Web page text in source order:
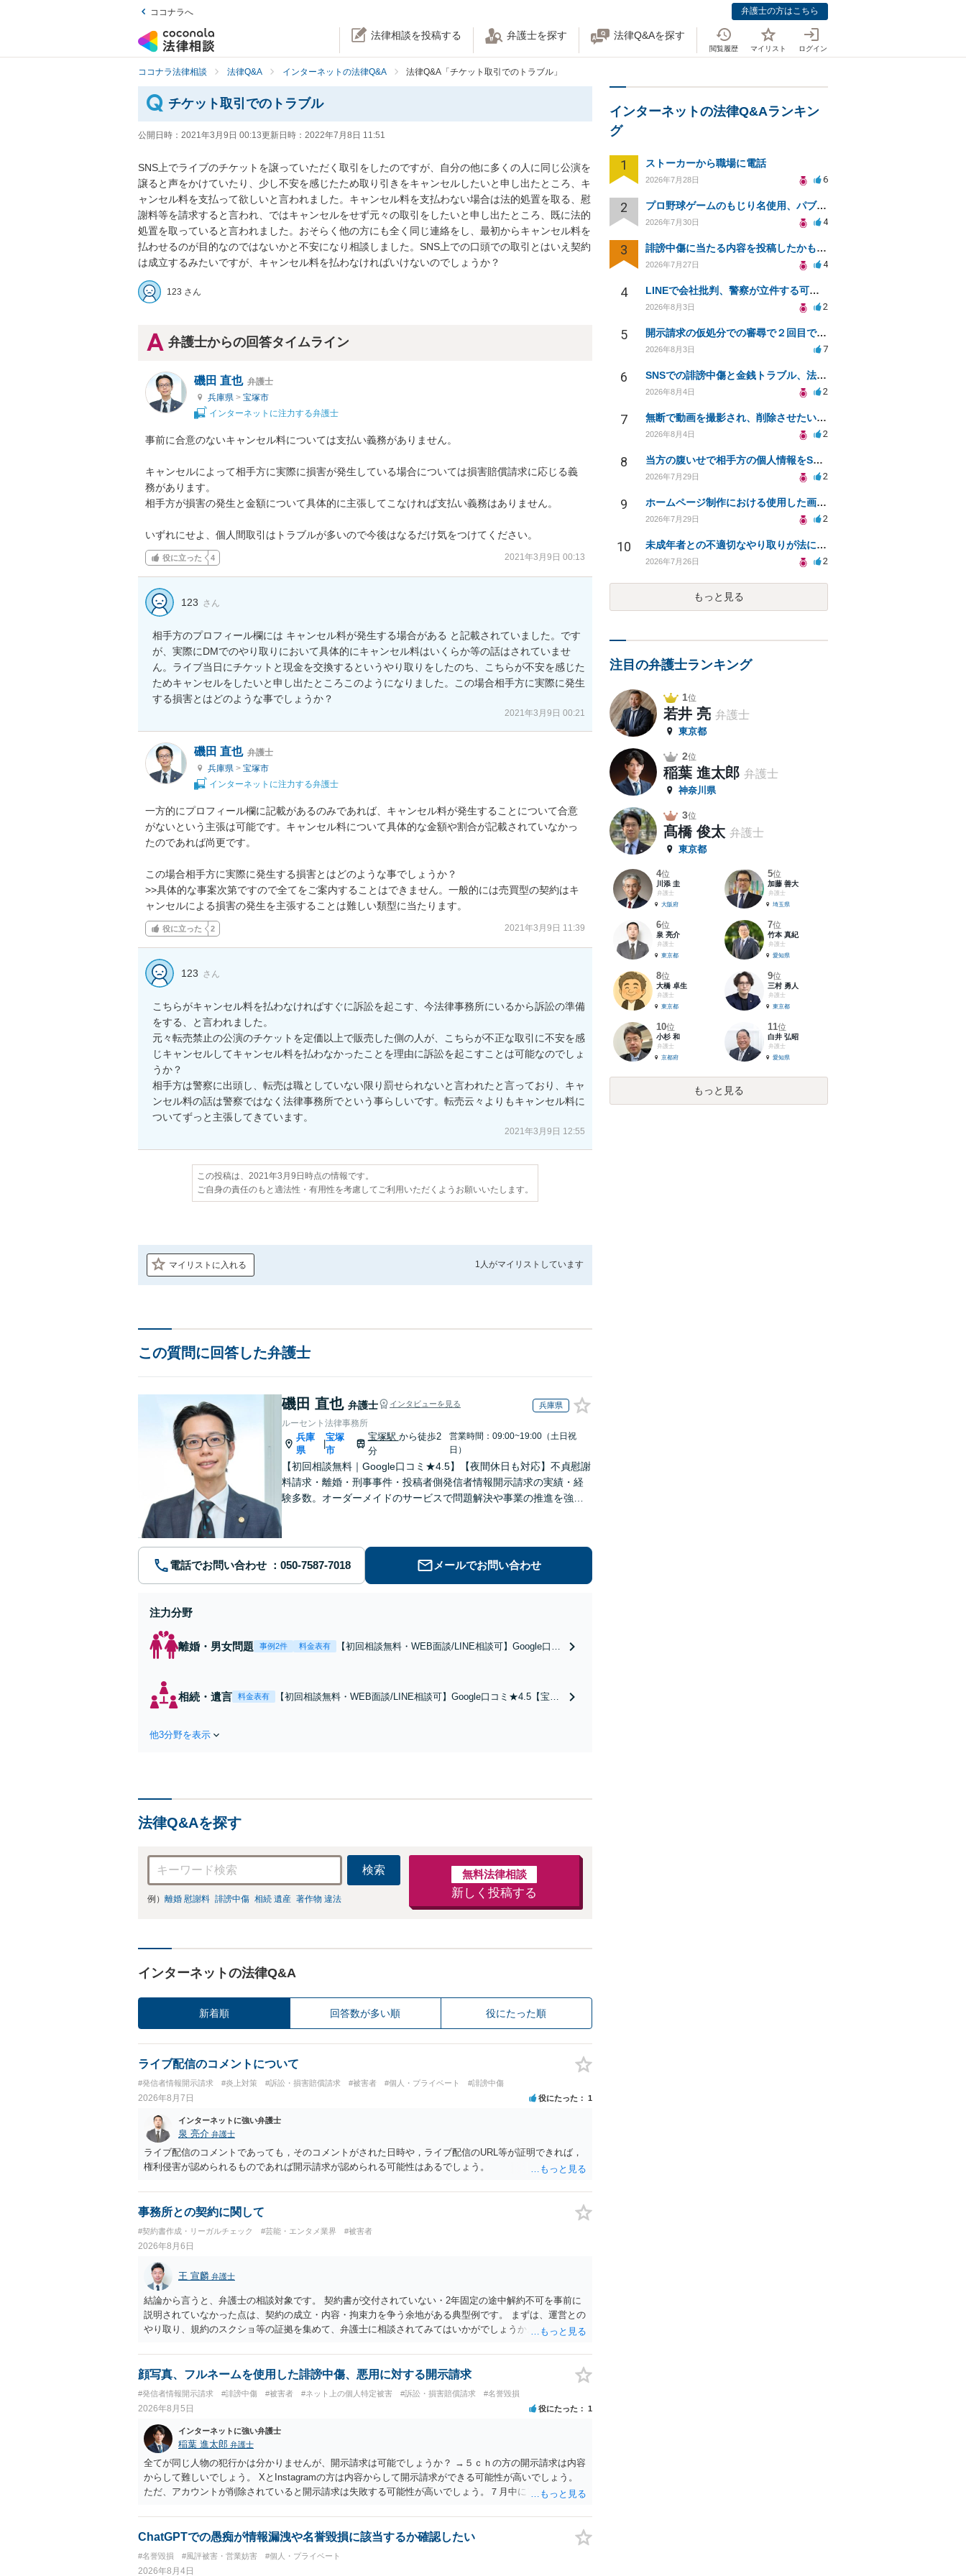
ココナラへ 弁護士の方はこちら
法律相談を投稿する 弁護士を探す 法律Q&Aを探す
閲覧履歴 マイリスト ログイン
ココナラ法律相談 法律Q&A インターネットの法律Q&A 法律Q&A「チケット取引でのトラブル」
チケット取引でのトラブル
公開日時： 2021年3月9日 00:13更新日時： 2022年7月8日 11:51
SNS上でライブのチケットを譲っていただく取引をしたのですが、自分の他に多くの人に同じ公演を
譲ると声をかけていたり、少し不安を感じたため取り引きをキャンセルしたいと申し出たところ、キ
ャンセル料を支払って欲しいと言われました。キャンセル料を支払わない場合は法的処置を取る、慰
謝料等を請求すると言われ、ではキャンセルをせず元々の取引をしたいと申し出たところ、既に法的
処置を取っていると言われました。おそらく他の方にも全く同じ連絡をし、最初からキャンセル料を
払わせるのが目的なのではないかと不安になり相談しました。SNS上での口頭での取引とはいえ契約
は成立するみたいですが、キャンセル料を払わなければいけないのでしょうか？
123 さん
弁護士からの回答タイムライン
磯田 直也 弁護士
兵庫県 > 宝塚市
インターネットに注力する弁護士
事前に合意のないキャンセル料については支払い義務がありません。
キャンセルによって相手方に実際に損害が発生している場合については損害賠償請求に応じる義
務があります。
相手方が損害の発生と金額について具体的に主張してこなければ支払い義務はありません。
いずれにせよ、個人間取引はトラブルが多いので今後はなるだけ気をつけてください。
役に立った 4 2021年3月9日 00:13
123 さん
相手方のプロフィール欄には キャンセル料が発生する場合がある と記載されていました。です
が、実際にDMでのやり取りにおいて具体的にキャンセル料はいくらか等の話はされていませ
ん。ライブ当日にチケットと現金を交換するというやり取りをしたのち、こちらが不安を感じた
ためキャンセルをしたいと申し出たところこのようになりました。この場合相手方に実際に発生
する損害とはどのような事でしょうか？
2021年3月9日 00:21
磯田 直也 弁護士
兵庫県 > 宝塚市
インターネットに注力する弁護士
一方的にプロフィール欄に記載があるのみであれば、キャンセル料が発生することについて合意
がないという主張は可能です。キャンセル料について具体的な金額や割合が記載されていなかっ
たのであれば尚更です。
この場合相手方に実際に発生する損害とはどのような事でしょうか？
>>具体的な事案次第ですので全てをご案内することはできません。一般的には売買型の契約はキ
ャンセルによる損害の発生を主張することは難しい類型に当たります。
役に立った 2 2021年3月9日 11:39
123 さん
こちらがキャンセル料を払わなければすぐに訴訟を起こす、今法律事務所にいるから訴訟の準備
をする、と言われました。
元々転売禁止の公演のチケットを定価以上で販売した側の人が、こちらが不正な取引に不安を感
じキャンセルしてキャンセル料を払わなかったことを理由に訴訟を起こすことは可能なのでしょ
うか？
相手方は警察に出頭し、転売は職としていない限り罰せられないと言われたと言っており、キャ
ンセル料の話は警察ではなく法律事務所でという事らしいです。転売云々よりもキャンセル料に
ついてずっと主張してきています。
2021年3月9日 12:55
この投稿は、2021年3月9日時点の情報です。
ご自身の責任のもと適法性・有用性を考慮してご利用いただくようお願いいたします。
マイリストに入れる 1人がマイリストしています
この質問に回答した弁護士
磯田 直也 弁護士 インタビューを見る 兵庫県
ルーセント法律事務所
兵庫
県
|
宝塚
市
宝塚駅 から徒歩2
分
営業時間：09:00~19:00（土日祝
日）
【初回相談無料｜Google口コミ★4.5】【夜間休日も対応】不貞慰謝
料請求・離婚・刑事事件・投稿者側発信者情報開示請求の実績・経
験多数。オーダーメイドのサービスで問題解決や事業の推進を強力
電話でお問い合わせ メールでお問い合わせ
注力分野
離婚・男女問題 事例2件 料金表有
【初回相談無料・WEB面談/LINE相談可】Google口コ
ない」解決を【夜間休日対応】
相続・遺言 料金表有
【初回相談無料・WEB面談/LINE相談可】Google口コミ★4.5【宝塚
他3分野を表示
法律Q&Aを探す
検索
例） 離婚 慰謝料 誹謗中傷 相続 遺産 著作物 違法
無料法律相談
新しく投稿する
インターネットの法律Q&A
新着順 回答数が多い順 役にたった順
ライブ配信のコメントについて
#発信者情報開示請求 #炎上対策 #訴訟・損害賠償請求 #被害者 #個人・プライベート #誹謗中傷
2026年8月7日 役にたった 1
インターネットに強い弁護士
泉 亮介 弁護士
ライブ配信のコメントであっても，そのコメントがされた日時や，ライブ配信のURL等が証明できれば，
権利侵害が認められるものであれば開示請求が認められる可能性はあるでしょう。
事務所との契約に関して
#契約書作成・リーガルチェック #芸能・エンタメ業界 #被害者
2026年8月6日
王 宣麟 弁護士
結論から言うと、弁護士の相談対象です。 契約書が交付されていない・2年固定の途中解約不可を事前に
説明されていなかった点は、契約の成立・内容・拘束力を争う余地がある典型例です。 まずは、運営との
やり取り、規約のスクショ等の証拠を集めて、弁護士に相談されてみてはいかがでしょうか。 また同時並
顔写真、フルネームを使用した誹謗中傷、悪用に対する開示請求
#発信者情報開示請求 #誹謗中傷 #被害者 #ネット上の個人特定被害 #訴訟・損害賠償請求 #名誉毀損
2026年8月5日 役にたった 1
インターネットに強い弁護士
稲葉 進太郎 弁護士
全てが同じ人物の犯行かは分かりませんが、開示請求は可能でしょうか？ →５ｃｈの方の開示請求は内容
からして難しいでしょう。 XとInstagramの方は内容からして開示請求ができる可能性が高いでしょう。
ただ、アカウントが削除されていると開示請求は失敗する可能性が高いでしょう。７月中にアカウントが
相手に全ての弁護士費用を負担させることは可能でしょうか？ →訴訟外の交渉で相手方が認めれば負担さ
せることができるでしょう。訴訟で判決となった場合は、実際の弁護士費用が認められる場合と認められ
ChatGPTでの愚痴が情報漏洩や名誉毀損に該当するか確認したい
#名誉毀損 #風評被害・営業妨害 #個人・プライベート
2026年8月4日
インターネットの法律Q&Aランキン
グ
1 ストーカーから職場に電話
2026年7月28日 6
2 プロ野球ゲームのもじり名使用、パブリシティ権の影響は？
2026年7月30日 4
3 誹謗中傷に当たる内容を投稿したかもしれない。開示請求や民事刑事裁判に発展しうるのか教えて欲しい。
2026年7月27日 4
4 LINEで会社批判、警察が立件する可能性は？
2026年8月3日 2
5 開示請求の仮処分での審尋で２回目で終わらない場合どうしたらいいですか
2026年8月3日 7
6 SNSでの誹謗中傷と金銭トラブル、法的対応の相談
2026年8月4日 2
7 無断で動画を撮影され、削除させたいが連絡が返ってこない。
2026年8月4日 2
8 当方の腹いせで相手方の個人情報をSNSで晒してしまい名誉毀損させてしまったかもしれない
2026年7月29日 2
9 ホームページ制作における使用した画像や文章の著作権について
2026年7月29日 2
10 未成年者との不適切なやり取りが法に触れる可能性と対処法
2026年7月26日 2
もっと見る
注目の弁護士ランキング
1位
若井 亮 弁護士
東京都
2位
稲葉 進太郎 弁護士
神奈川県
3位
髙橋 俊太 弁護士
東京都
4位
川添 圭
弁護士
大阪府
5位
加藤 善大
弁護士
埼玉県
6位
泉 亮介
弁護士
東京都
7位
竹本 真紀
弁護士
愛知県
8位
大橋 卓生
弁護士
東京都
9位
三村 勇人
弁護士
東京都
10位
小杉 和
弁護士
京都府
11位
白井 弘昭
弁護士
愛知県
もっと見る